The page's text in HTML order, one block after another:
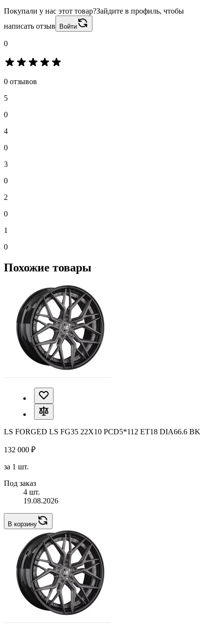
Покупали у нас этот товар?Зайдите в профиль, чтобы
написать отзыв
Войти
0
0 отзывов
5
0
4
0
3
0
2
0
1
0
Похожие товары
LS FORGED LS FG35 22X10 PCD5*112 ET18 DIA66.6 BK
132 000 ₽
за 1 шт.
Под заказ
4 шт.
19.08.2026
В корзину